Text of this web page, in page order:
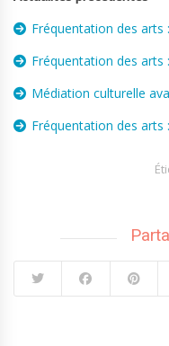
Fréquentation des arts
Fréquentation des arts
Médiation culturelle
Fréquentation des arts